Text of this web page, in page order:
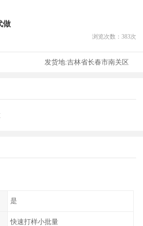
做
浏览次数： 383次
发货地:吉林省长春市南关区
是
快速打样小批量